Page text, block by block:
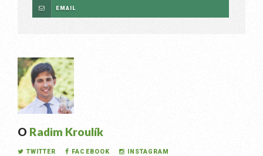
EMAIL
O Radim Kroulík
TWITTER FACEBOOK INSTAGRAM